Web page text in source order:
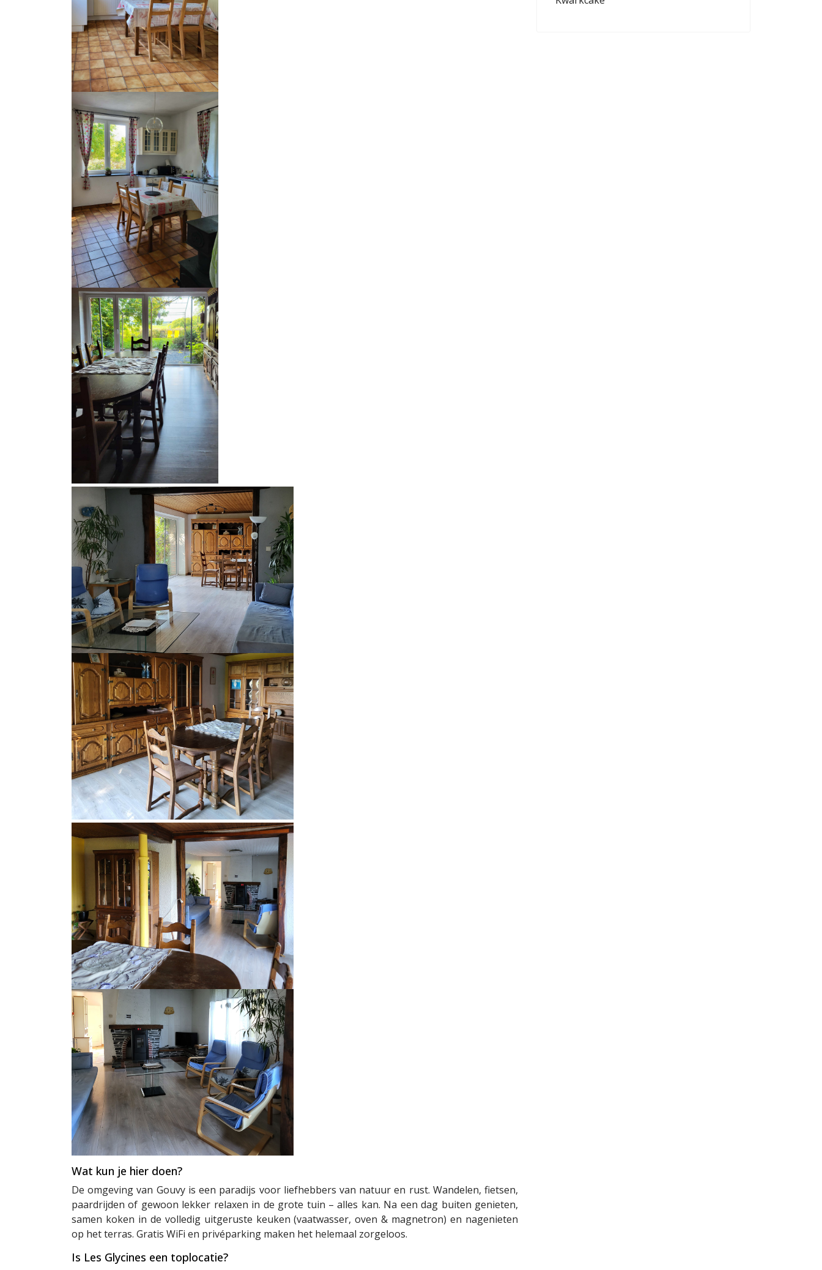
Wat kun je hier doen?
De omgeving van Gouvy is een paradijs voor liefhebbers van natuur en rust. Wandelen, fietsen,
paardrijden of gewoon lekker relaxen in de grote tuin – alles kan. Na een dag buiten genieten,
samen koken in de volledig uitgeruste keuken (vaatwasser, oven & magnetron) en nagenieten
op het terras. Gratis WiFi en privéparking maken het helemaal zorgeloos.
Is Les Glycines een toplocatie?